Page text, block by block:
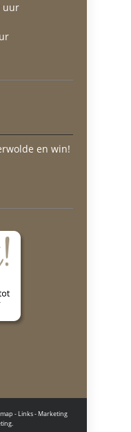
uur
en win!
- Links- Marketing